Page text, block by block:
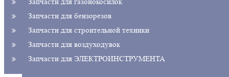
Запчасти для газонокосилок
Запчасти для бензорезов
Запчасти для строительной техники
Запчасти для воздуходувок
Запчасти для ЭЛЕКТРОИНСТРУМЕНТА